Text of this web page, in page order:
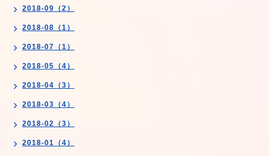
2018-09（2）
2018-08（1）
2018-07（1）
2018-05（4）
2018-04（3）
2018-03（4）
2018-02（3）
2018-01（4）